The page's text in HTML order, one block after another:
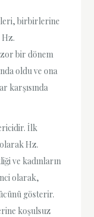
birbirlerine
Hz.
bir dönem
oldu ve ona
karşısında
İlk
Hz.
ve kadınların
olarak,
gösterir.
koşulsuz